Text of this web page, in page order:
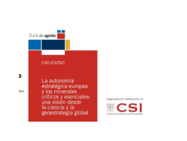
refuerza el
minería y sociedad
en las jornadas
“Comunidad,